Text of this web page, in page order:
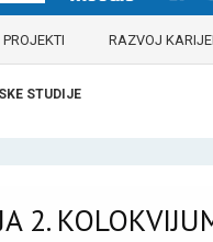
PROJEKTI RAZVOJ
STUDIJE
2.